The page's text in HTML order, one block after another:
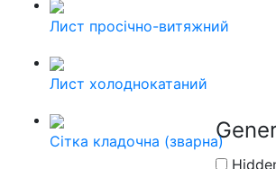
Лист просічно-витяжний
Лист холоднокатаний
Сітка кладочна (зварна)